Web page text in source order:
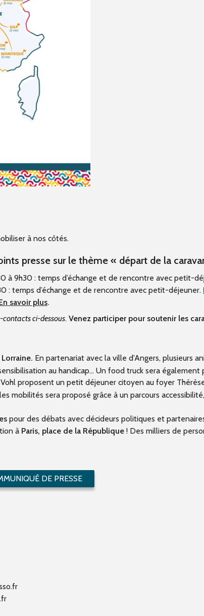
à nos côtés.
presse sur le thème « départ de la
à 9h30 : temps d’échange et de rencontre avec petit-
: temps d’échange et de rencontre avec petit-déjeuner.
savoir plus.
-contacts ci-dessous. Venez participer pour soutenir les
En partenariat avec la ville d'Angers, plusieurs
au handicap… Un food truck sera
proposent un petit déjeuner citoyen au foyer
mobilités sera proposé grâce à un parcours
pour des débats avec décideurs politiques et
à Paris, place de la République! Des milliers de
DE PRESSE